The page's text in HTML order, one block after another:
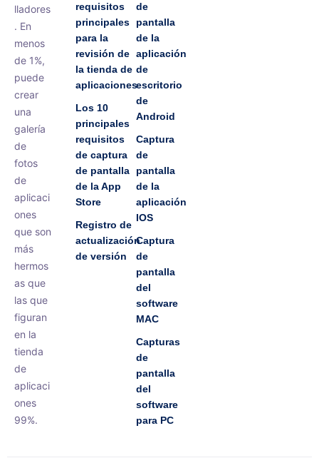
lladores
. En
menos
de 1%,
puede
crear
una
galería
de
fotos
de
aplicaci
ones
que son
más
hermos
as que
las que
figuran
en la
tienda
de
aplicaci
ones
99%.
requisitos
principales
para la
revisión de
la tienda de
aplicaciones
Los 10
principales
requisitos
de captura
de pantalla
de la App
Store
Registro de
actualización
de versión
de
pantalla
de la
aplicación
de
escritorio
de
Android
Captura
de
pantalla
de la
aplicación
IOS
Captura
de
pantalla
del
software
MAC
Capturas
de
pantalla
del
software
para PC